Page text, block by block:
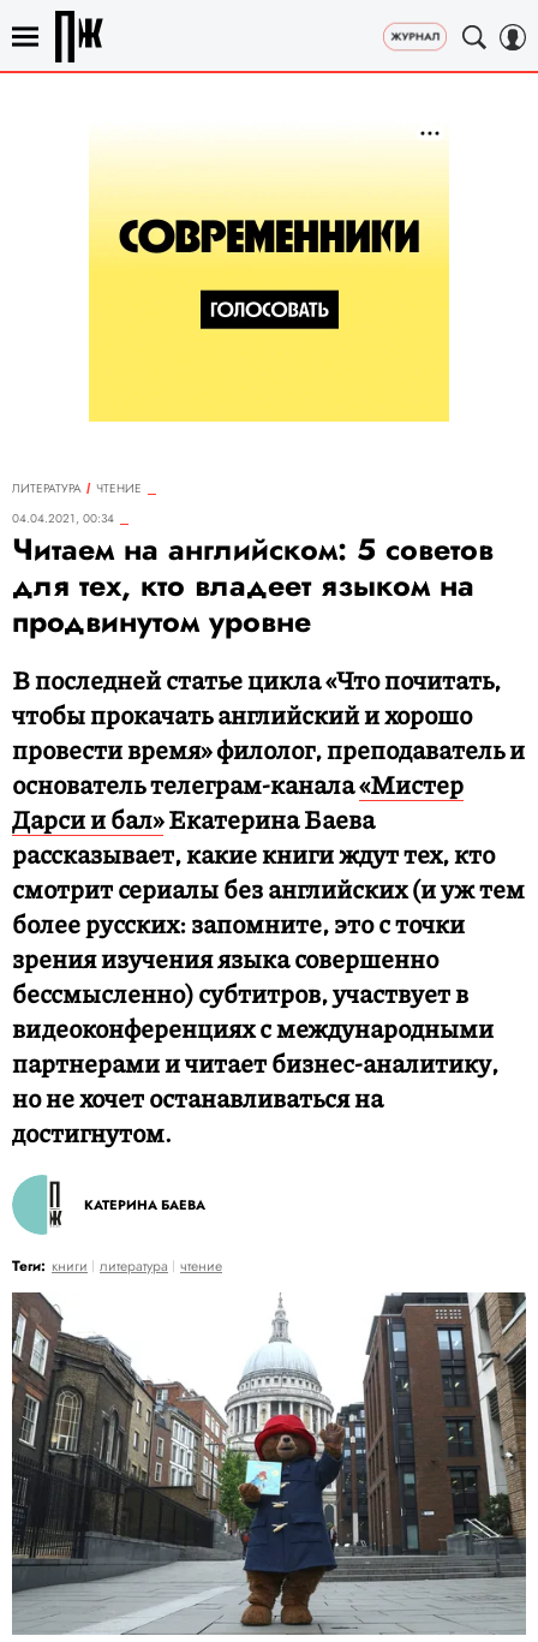
ЛИТЕРАТУРА
ЧТЕНИЕ
04.04.2021, 00:34
Читаем на английском: 5 советов
для тех, кто владеет языком на
продвинутом уровне
В последней статье цикла «Что почитать,
чтобы прокачать английский и хорошо
провести время» филолог, преподаватель и
основатель телеграм-канала«Мистер
Дарси и бал»Екатерина Баева
рассказывает, какие книги ждут тех, кто
смотрит сериалы без английских (и уж тем
более русских: запомните, это с точки
зрения изучения языка совершенно
бессмысленно) субтитров, участвует в
видеоконференциях с международными
партнерами и читает бизнес-аналитику,
но не хочет останавливаться на
достигнутом.
КАТЕРИНА БАЕВА
Теги: книги литература чтение